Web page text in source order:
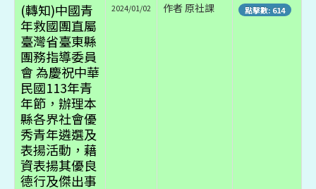
(轉知)中國青
年救國團直屬
臺灣省臺東縣
團務指導委員
會 為慶祝中華
民國113年青
年節，辦理本
縣各界社會優
秀青年遴選及
表揚活動，藉
資表揚其優良
德行及傑出事
2024/01/02 作者 原社課 點擊數: 614